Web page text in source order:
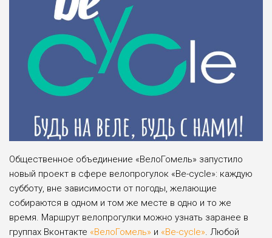
Общественное объединение «ВелоГомель» запустило
новый проект в сфере велопрогулок «Be-cycle»: каждую
субботу, вне зависимости от погоды, желающие
собираются в одном и том же месте в одно и то же
время. Маршрут велопрогулки можно узнать заранее в
группах Вконтакте «ВелоГомель» и «Be-cycle» . Любой